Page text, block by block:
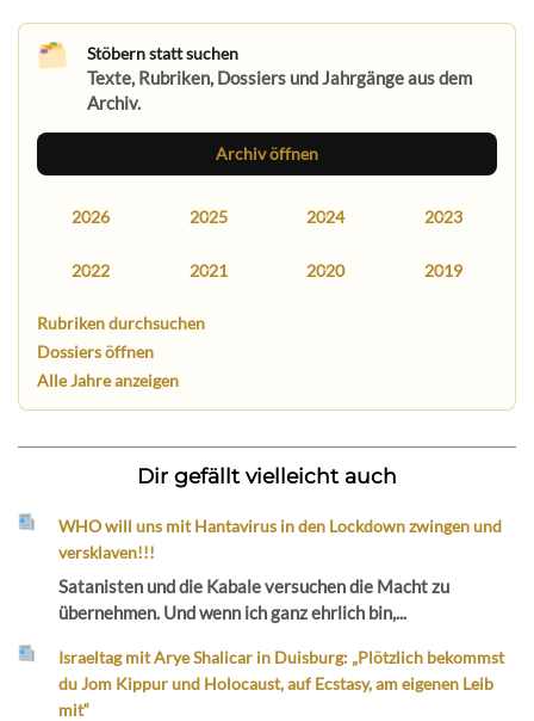
Stöbern statt suchen
Texte, Rubriken, Dossiers und Jahrgänge aus dem
Archiv.
Archiv öffnen
2026 2025 2024 2023
2022 2021 2020 2019
Rubriken durchsuchen
Dossiers öffnen
Alle Jahre anzeigen
Dir gefällt vielleicht auch
WHO will uns mit Hantavirus in den Lockdown zwingen und
versklaven!!!
Satanisten und die Kabale versuchen die Macht zu
übernehmen. Und wenn ich ganz ehrlich bin,...
Israeltag mit Arye Shalicar in Duisburg: „Plötzlich bekommst
du Jom Kippur und Holocaust, auf Ecstasy, am eigenen Leib
mit“